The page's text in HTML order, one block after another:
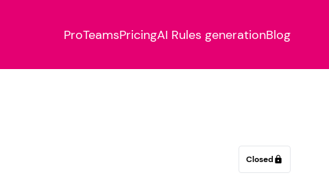
ProTeamsPricingAI Rules generationBlog
Closed lock